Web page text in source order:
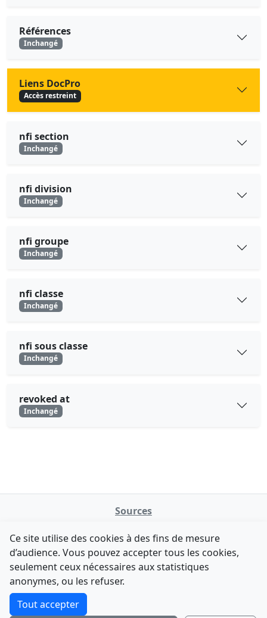
Références
Inchangé
Liens DocPro
Accès restreint
nfi section
Inchangé
nfi division
Inchangé
nfi groupe
Inchangé
nfi classe
Inchangé
nfi sous classe
Inchangé
revoked at
Inchangé
Sources
data.gouv.fr
Legifrance - API
Contact
F-Droid·App Store
Tchap
Comment avez-vous découvert NATINFo ?
Une courte réponse suffit (500 caractères max).
Ce site utilise des cookies à des fins de mesure
d’audience. Vous pouvez accepter tous les cookies,
seulement ceux nécessaires aux statistiques
anonymes, ou les refuser.
Tout accepter